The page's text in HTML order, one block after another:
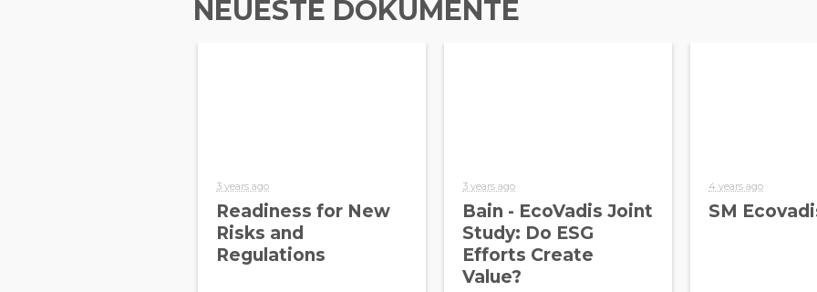
NEUESTE DOKUMENTE
3 years ago
Readiness for New
Risks and
Regulations
3 years ago
Bain - EcoVadis Joint
Study: Do ESG
Efforts Create
Value?
4 years ago
SM